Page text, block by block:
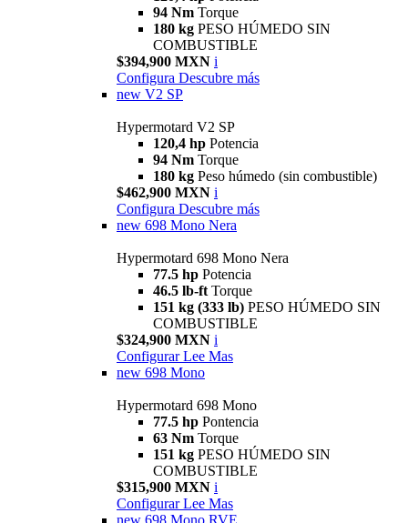
94 Nm Torque
180 kg PESO HÚMEDO SIN
COMBUSTIBLE
$394,900 MXN i
Configura Descubre más
new V2 SP
Hypermotard V2 SP
120,4 hp Potencia
94 Nm Torque
180 kg Peso húmedo (sin combustible)
$462,900 MXN i
Configura Descubre más
new 698 Mono Nera
Hypermotard 698 Mono Nera
77.5 hp Potencia
46.5 lb-ft Torque
151 kg (333 lb) PESO HÚMEDO SIN
COMBUSTIBLE
$324,900 MXN i
Configurar Lee Mas
new 698 Mono
Hypermotard 698 Mono
77.5 hp Pontencia
63 Nm Torque
151 kg PESO HÚMEDO SIN
COMBUSTIBLE
$315,900 MXN i
Configurar Lee Mas